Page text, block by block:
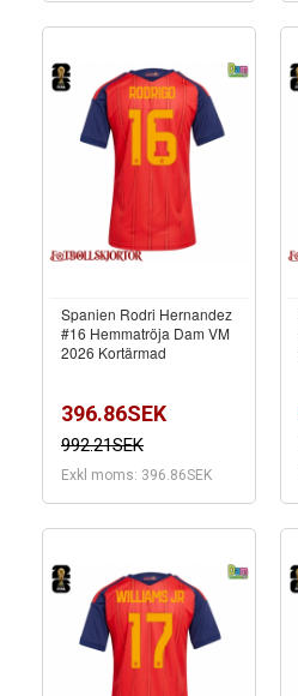
Spanien Rodri Hernandez
#16 Hemmatröja Dam VM
2026 Kortärmad
396.86SEK
992.21SEK
Exkl moms: 396.86SEK